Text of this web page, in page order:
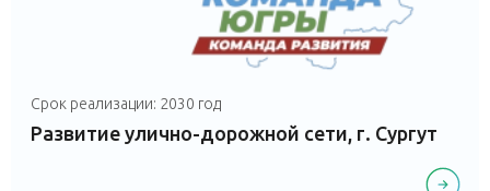
Срок реализации: 2030 год
Развитие улично-дорожной сети, г. Сургут